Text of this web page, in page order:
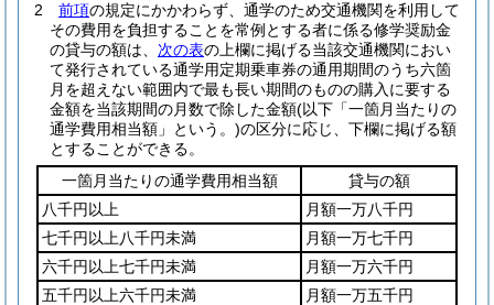
2
前項の規定にかかわらず、通学のため交通機関を利用して
その費用を負担することを常例とする者に係る修学奨励金
の貸与の額は、 次の表の上欄に掲げる当該交通機関におい
て発行されている通学用定期乗車券の通用期間のうち六箇
月を超えない範囲内で最も長い期間のものの購入に要する
金額を当該期間の月数で除した金額(以下「一箇月当たりの
通学費用相当額」という。)の区分に応じ、下欄に掲げる額
とすることができる。
一箇月当たりの通学費用相当額
貸与の額
八千円以上
月額一万八千円
七千円以上八千円未満
月額一万七千円
六千円以上七千円未満
月額一万六千円
五千円以上六千円未満
月額一万五千円